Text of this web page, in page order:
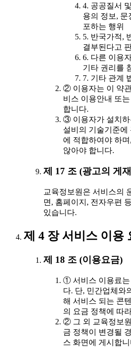
4. 공공질서
용의 정보, 문
포하는 행위
5. 반국가적,
결부된다고
6. 다른 이용
기타 권리를
7. 기타 관계
② 이용자는 이 약
비스 이용안내 또
합니다.
③ 이용자가 설치하
설비의 기술기준에
에 적합하여야 하
않아야 합니다.
제 17 조 (광고의 게
교육정보원은 서비스의
면, 홈페이지, 전자우편
있습니다.
제 4 장 서비스 이용
제 18 조 (이용요금)
① 서비스 이용료는
다. 단, 민간업체와
해 서비스 되는 콘
의 요금 정책에 따
② 그 외 교육정보
금 정책이 변경될
스 화면에 게시합니